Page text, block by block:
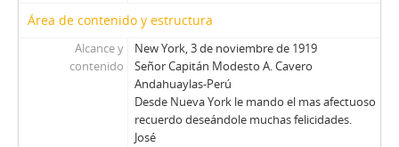
Área de contenido y estructura
Alcance y
contenido
New York, 3 de noviembre de 1919
Señor Capitán Modesto A. Cavero
Andahuaylas-Perú
Desde Nueva York le mando el mas afectuoso
recuerdo deseándole muchas felicidades.
José